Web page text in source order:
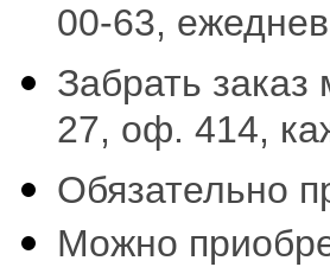
00-63,
Забрать
27, оф. 414,
Обязательно
Можно